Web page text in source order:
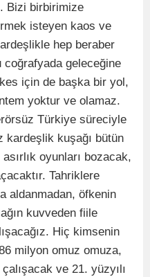
Bizi birbirimize
isteyen kaos ve
hep beraber
coğrafyada geleceğine
için de başka bir yol,
yoktur ve olamaz.
Türkiye süreciyle
kardeşlik kuşağı bütün
oyunları bozacak,
Tahriklere
aldanmadan, öfkenin
kuvveden fiile
Hiç kimsenin
milyon omuz omuza,
ve 21. yüzyılı